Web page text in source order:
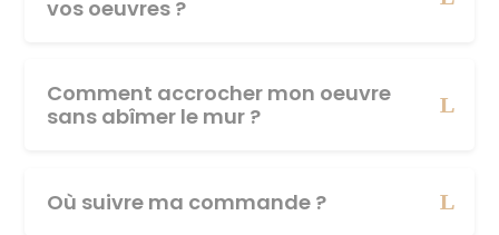
vos oeuvres ?
Comment accrocher mon oeuvre
sans abîmer le mur ?
Où suivre ma commande ?